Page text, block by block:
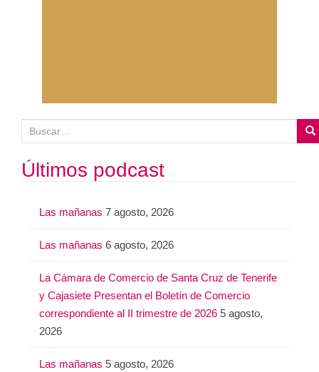
u
s
c
Últimos podcast
Las mañanas 7 agosto, 2026
Las mañanas 6 agosto, 2026
La Cámara de Comercio de Santa Cruz de Tenerife
y Cajasiete Presentan el Boletín de Comercio
correspondiente al II trimestre de 2026 5 agosto,
2026
Las mañanas 5 agosto, 2026